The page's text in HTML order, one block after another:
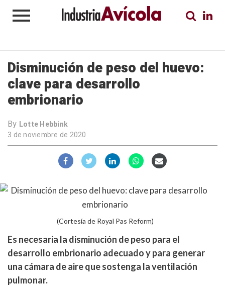
Disminución de peso del huevo:
clave para desarrollo
embrionario
By Lotte Hebbink
3 de noviembre de 2020
(Cortesía de Royal Pas Reform)
Es necesaria la disminución de peso para el
desarrollo embrionario adecuado y para generar
una cámara de aire que sostenga la ventilación
pulmonar.